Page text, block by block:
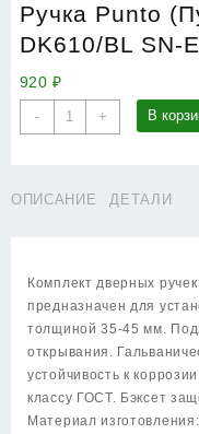
Ручка Punto
DK610/BL SN-
920₽
-
Количество
товара
(Пунто)
(кл./
фик.)
+ В
ОПИСАНИЕ ДЕТАЛИ
Комплект дверных
предназначен для
толщиной 35-45 мм.
открывания.
устойчивость к
классу ГОСТ. Бэксет
Материал